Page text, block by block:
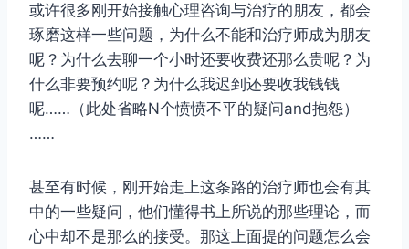
或许很多刚开始接触心理咨询与治疗的朋友，都会
琢磨这样一些问题，为什么不能和治疗师成为朋友
呢？为什么去聊一个小时还要收费还那么贵呢？为
什么非要预约呢？为什么我迟到还要收我钱钱
呢……（此处省略N个愤愤不平的疑问and抱怨）
……
甚至有时候，刚开始走上这条路的治疗师也会有其
中的一些疑问，他们懂得书上所说的那些理论，而
心中却不是那么的接受。那这上面提的问题怎么会